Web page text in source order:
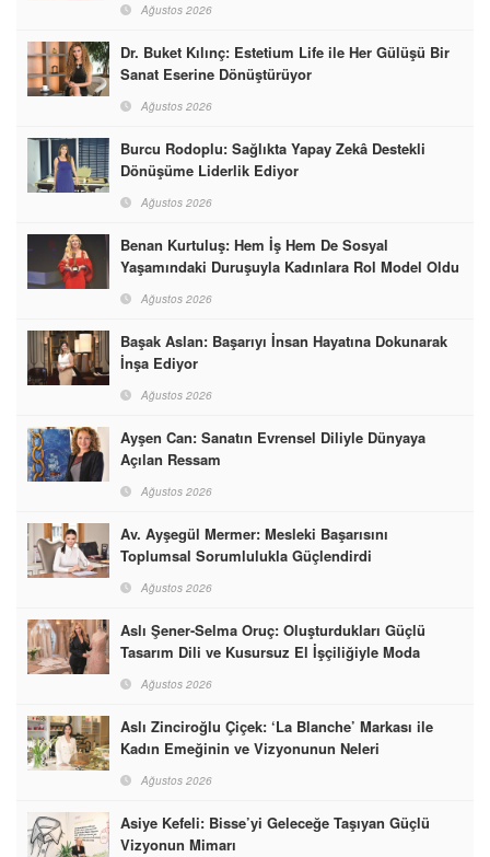
Ağustos 2026
Dr. Buket Kılınç: Estetium Life ile Her Gülüşü Bir
Sanat Eserine Dönüştürüyor
Ağustos 2026
Burcu Rodoplu: Sağlıkta Yapay Zekâ Destekli
Dönüşüme Liderlik Ediyor
Ağustos 2026
Benan Kurtuluş: Hem İş Hem De Sosyal
Yaşamındaki Duruşuyla Kadınlara Rol Model Oldu
Ağustos 2026
Başak Aslan: Başarıyı İnsan Hayatına Dokunarak
İnşa Ediyor
Ağustos 2026
Ayşen Can: Sanatın Evrensel Diliyle Dünyaya
Açılan Ressam
Ağustos 2026
Av. Ayşegül Mermer: Mesleki Başarısını
Toplumsal Sorumlulukla Güçlendirdi
Ağustos 2026
Aslı Şener-Selma Oruç: Oluşturdukları Güçlü
Tasarım Dili ve Kusursuz El İşçiliğiyle Moda
Dünyasına İmzalarını Attılar
Ağustos 2026
Aslı Zinciroğlu Çiçek: ‘La Blanche’ Markası ile
Kadın Emeğinin ve Vizyonunun Neleri
Başarabileceğinin En Güzel Örneğini Sunuyor
Ağustos 2026
Asiye Kefeli: Bisse’yi Geleceğe Taşıyan Güçlü
Vizyonun Mimarı